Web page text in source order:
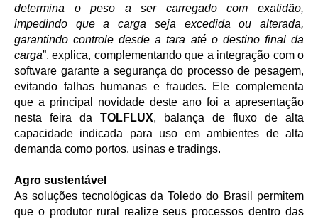
determina o peso a ser carregado com exatidão,
impedindo que a carga seja excedida ou alterada,
garantindo controle desde a tara até o destino final da
carga”, explica, complementando que a integração com o
software garante a segurança do processo de pesagem,
evitando falhas humanas e fraudes. Ele complementa
que a principal novidade deste ano foi a apresentação
nesta feira da TOLFLUX, balança de fluxo de alta
capacidade indicada para uso em ambientes de alta
demanda como portos, usinas e tradings.
Agro sustentável
As soluções tecnológicas da Toledo do Brasil permitem
que o produtor rural realize seus processos dentro das